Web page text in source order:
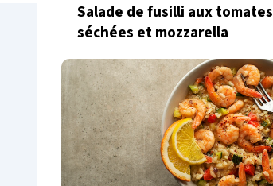
Salade de fusilli aux tomates
séchées et mozzarella